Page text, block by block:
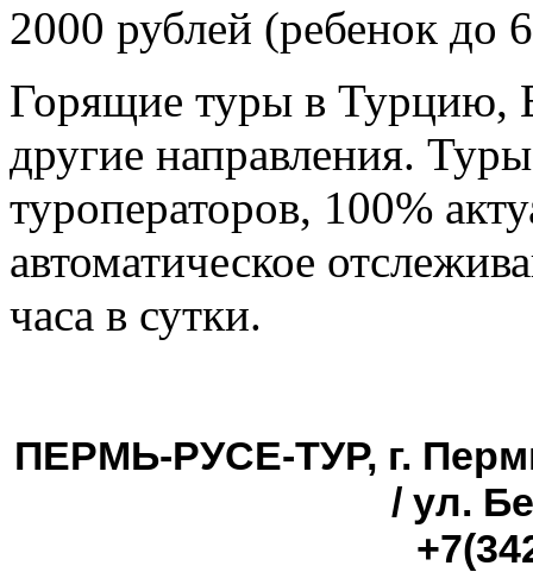
2000 рублей (ребенок до
Горящие туры в Турцию,
другие направления.
туроператоров, 100%
автоматическое
часа в сутки.
ПЕРМЬ-РУСЕ-ТУР, г.
/ ул.